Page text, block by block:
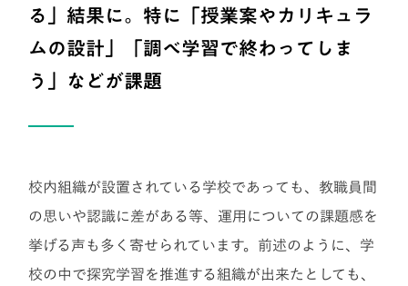
る」結果に。特に「授業案やカリキュラ
ムの設計」「調べ学習で終わってしま
う」などが課題
校内組織が設置されている学校であっても、教職員間
の思いや認識に差がある等、運用についての課題感を
挙げる声も多く寄せられています。前述のように、学
校の中で探究学習を推進する組織が出来たとしても、